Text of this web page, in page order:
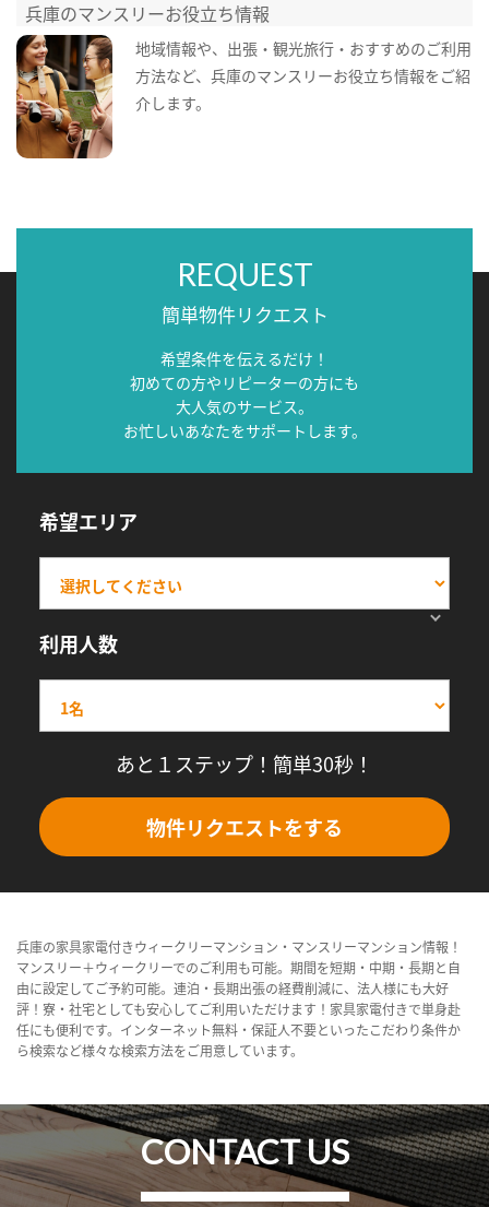
兵庫のマンスリーお役立ち情報
地域情報や、出張・観光旅行・おすすめのご利用
方法など、兵庫のマンスリーお役立ち情報をご紹
介します。
REQUEST
簡単物件リクエスト
希望条件を伝えるだけ！
初めての方やリピーターの方にも
大人気のサービス。
お忙しいあなたをサポートします。
希望エリア
利用人数
あと１ステップ！簡単30秒！
物件リクエストをする
兵庫の家具家電付きウィークリーマンション・マンスリーマンション情報！
マンスリー＋ウィークリーでのご利用も可能。期間を短期・中期・長期と自
由に設定してご予約可能。連泊・長期出張の経費削減に、法人様にも大好
評！寮・社宅としても安心してご利用いただけます！家具家電付きで単身赴
任にも便利です。インターネット無料・保証人不要といったこだわり条件か
ら検索など様々な検索方法をご用意しています。
CONTACT US